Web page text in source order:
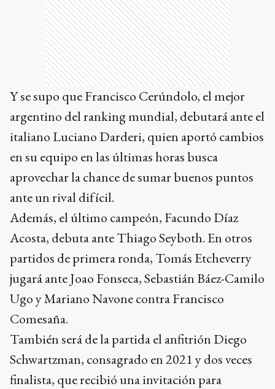
Y se supo que Francisco Cerúndolo, el mejor
argentino del ranking mundial, debutará ante el
italiano Luciano Darderi, quien aportó cambios
en su equipo en las últimas horas busca
aprovechar la chance de sumar buenos puntos
ante un rival difícil.
Además, el último campeón, Facundo Díaz
Acosta, debuta ante Thiago Seyboth. En otros
partidos de primera ronda, Tomás Etcheverry
jugará ante Joao Fonseca, Sebastián Báez-Camilo
Ugo y Mariano Navone contra Francisco
Comesaña.
También será de la partida el anfitrión Diego
Schwartzman, consagrado en 2021 y dos veces
finalista, que recibió una invitación para